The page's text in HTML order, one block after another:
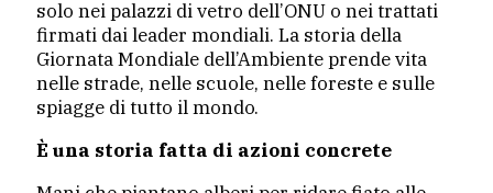
solo nei palazzi di vetro dell’ONU o nei trattati
firmati dai leader mondiali. La storia della
Giornata Mondiale dell’Ambiente prende vita
nelle strade, nelle scuole, nelle foreste e sulle
spiagge di tutto il mondo.
È una storia fatta di azioni concrete